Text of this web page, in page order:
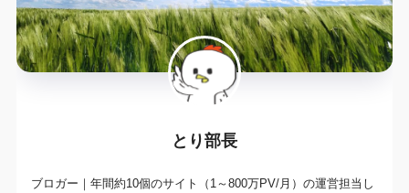
とり部長
ブロガー｜年間約10個のサイト（1～800万PV/月）の運営担当し